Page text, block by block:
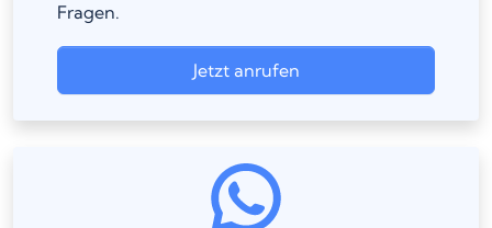
Fragen.
Jetzt anrufen